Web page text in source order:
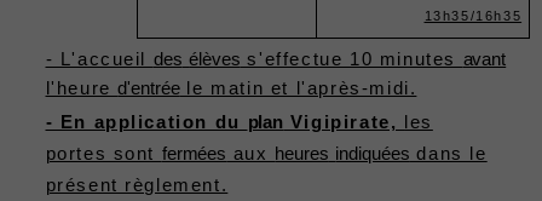
13h35/16h35
- L'accueil des élèves s'effectue 10 minutes avant
l'heured'entréele matin et l'après-midi.
- En application du plan Vigipirate,
les
portes sont fermées aux heures indiquées dans le
présent règlement.